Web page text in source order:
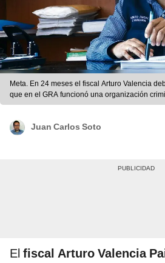
Meta. En 24 meses el fiscal Arturo Valencia
que en el GRA funcionó una organización
Juan Carlos Soto
El fiscal Arturo Valencia